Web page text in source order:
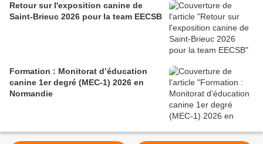
Retour sur l'exposition canine de
Saint-Brieuc 2026 pour la team EECSB
Formation : Monitorat d’éducation
canine 1er degré (MEC-1) 2026 en
Normandie